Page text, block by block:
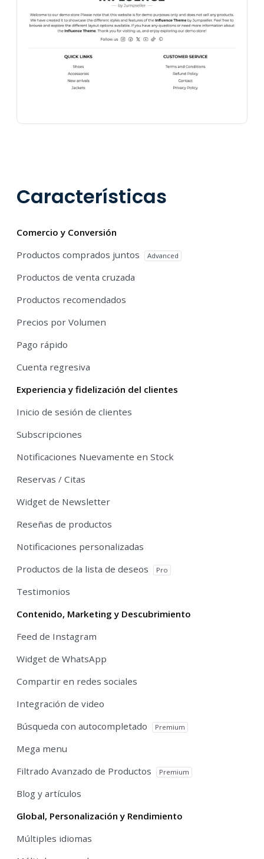
Características
Comercio y Conversión
Productos comprados juntos
Advanced
Productos de venta cruzada
Productos recomendados
Precios por Volumen
Pago rápido
Cuenta regresiva
Experiencia y fidelización del clientes
Inicio de sesión de clientes
Subscripciones
Notificaciones Nuevamente en Stock
Reservas / Citas
Widget de Newsletter
Reseñas de productos
Notificaciones personalizadas
Productos de la lista de deseos
Pro
Testimonios
Contenido, Marketing y Descubrimiento
Feed de Instagram
Widget de WhatsApp
Compartir en redes sociales
Integración de video
Búsqueda con autocompletado
Premium
Mega menu
Filtrado Avanzado de Productos
Premium
Blog y artículos
Global, Personalización y Rendimiento
Múltiples idiomas